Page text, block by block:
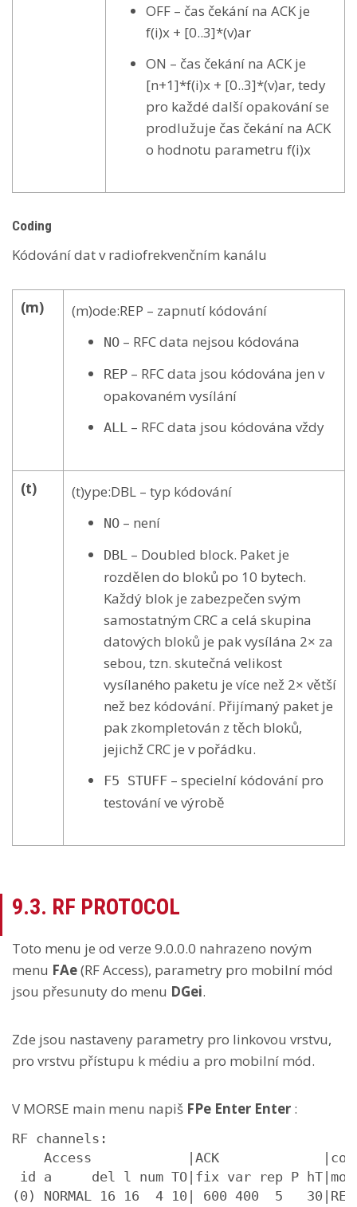
OFF – čas čekání na ACK je
f(i)x + [0..3]*(v)ar
ON – čas čekání na ACK je
[n+1]*f(i)x + [0..3]*(v)ar, tedy
pro každé další opakování se
prodlužuje čas čekání na ACK
o hodnotu parametru f(i)x
Coding
Kódování dat v radiofrekvenčním kanálu
(m) (m)ode:REP – zapnutí kódování
NO – RFC data nejsou kódována
REP – RFC data jsou kódována jen v
opakovaném vysílání
ALL – RFC data jsou kódována vždy
(t) (t)ype:DBL – typ kódování
NO – není
DBL – Doubled block. Paket je
rozdělen do bloků po 10 bytech.
Každý blok je zabezpečen svým
samostatným CRC a celá skupina
datových bloků je pak vysílána 2× za
sebou, tzn. skutečná velikost
vysílaného paketu je více než 2× větší
než bez kódování. Přijímaný paket je
pak zkompletován z těch bloků,
jejichž CRC je v pořádku.
F5 STUFF – specielní kódování pro
testování ve výrobě
9.3. RF PROTOCOL
Toto menu je od verze 9.0.0.0 nahrazeno novým
menu FAe(RF Access), parametry pro mobilní mód
jsou přesunuty do menu DGei.
Zde jsou nastaveny parametry pro linkovou vrstvu,
pro vrstvu přístupu k médiu a pro mobilní mód.
V MORSE main menu napiš FPe Enter Enter :
RF channels:
Access            |ACK
id a     del l num TO|fix var rep P
(0) NORMAL 16 16  4 10| 600 400  5   30|REP